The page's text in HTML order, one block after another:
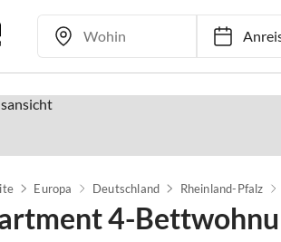
Europa Deutschland Rheinland-Pfalz
4-